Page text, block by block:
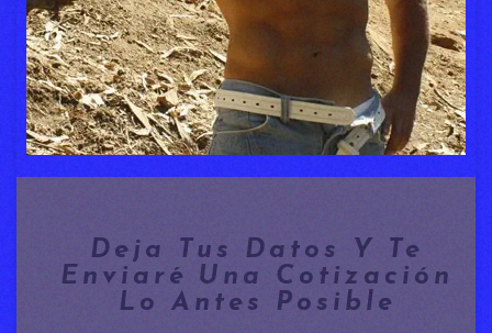
Deja Tus Datos Y Te
Enviaré Una Cotización
Lo Antes Posible